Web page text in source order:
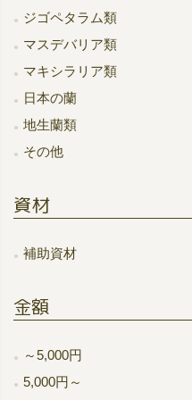
ジゴペタラム類
マスデバリア類
マキシラリア類
日本の蘭
地生蘭類
その他
資材
補助資材
金額
～5,000円
5,000円～